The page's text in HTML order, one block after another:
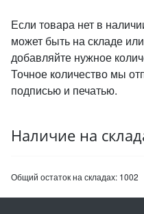
Если товара нет в
может быть на складе
добавляйте нужное
Точное количество мы
подписью и печатью.
Наличие на
Общий остаток на складах: 1002